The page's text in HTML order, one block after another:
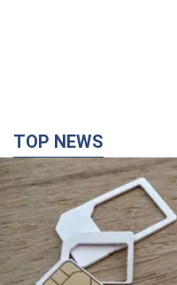
TOP NEWS